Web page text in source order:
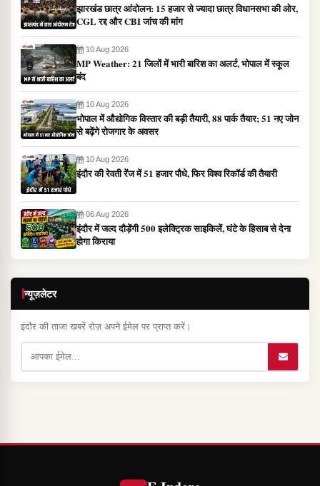
झारखंड छात्र आंदोलन: 15 हजार से ज्यादा छात्र विधानसभा की ओर,
CGL रद्द और CBI जांच की मांग
10 Aug 2026
MP Weather: 21 जिलों में भारी बारिश का अलर्ट, भोपाल में स्कूल
बंद
10 Aug 2026
भोपाल में औद्योगिक विस्तार की बड़ी तैयारी, 88 पार्क तैयार; 51 नए जोन
से बढ़ेंगे रोजगार के अवसर
10 Aug 2026
इंदौर की रेवती रेंज में 51 हजार पौधे, फिर विश्व रिकॉर्ड की तैयारी
06 Aug 2026
इंदौर में जल्द दौड़ेंगी 500 इलेक्ट्रिक साइकिलें, घंटे के हिसाब से देना
होगा किराया
न्यूज़लेटर
इंदौर की ताजा खबरें रोज़ अपने ईमेल पर प्राप्त करें।